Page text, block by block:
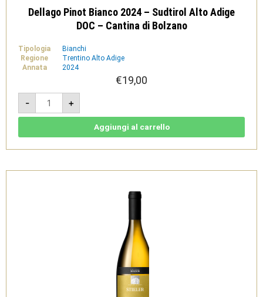
Dellago Pinot Bianco 2024 – Sudtirol Alto Adige
DOC – Cantina di Bolzano
Tipologia
Bianchi
Regione
Trentino Alto Adige
Annata
2024
€19,00
-
Dellago
Pinot
Bianco
2024
Adige
Cantina
+
Aggiungi al carrello